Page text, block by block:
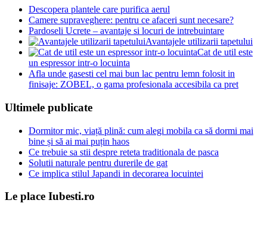
Descopera plantele care purifica aerul
Camere supraveghere: pentru ce afaceri sunt necesare?
Pardoseli Ucrete – avantaje si locuri de intrebuintare
Avantajele utilizarii tapetului
Cat de util este
un espressor intr-o locuinta
Afla unde gasesti cel mai bun lac pentru lemn folosit in
finisaje: ZOBEL, o gama profesionala accesibila ca pret
Ultimele publicate
Dormitor mic, viață plină: cum alegi mobila ca să dormi mai
bine și să ai mai puțin haos
Ce trebuie sa stii despre reteta traditionala de pasca
Solutii naturale pentru durerile de gat
Ce implica stilul Japandi in decorarea locuintei
Le place Iubesti.ro